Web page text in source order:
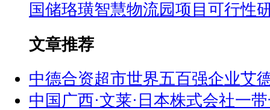
国储珞璜智慧物流园项目可行性
文章推荐
中德合资超市世界五百强企业艾
中国广西·文莱·日本株式会社一